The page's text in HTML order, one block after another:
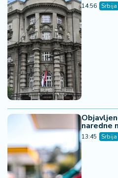
14:56 Srbija
naredne
13:45 Srbija